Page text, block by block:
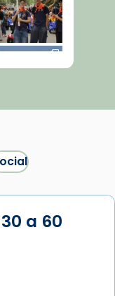
a 60